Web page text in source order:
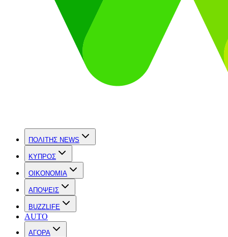
ΠΟΛΙΤΗΣ NEWS
ΚΥΠΡΟΣ
OIKONOMIA
ΑΠΟΨΕΙΣ
BUZZLIFE
AUTO
ΑΓΟΡΑ